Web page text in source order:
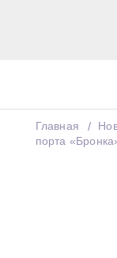
Главная
порта